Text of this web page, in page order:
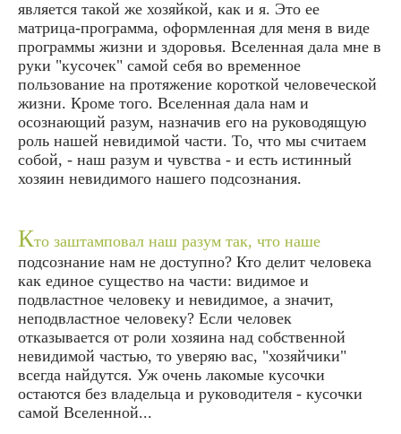
является такой же хозяйкой, как и я. Это ее
матрица-программа, оформленная для меня в виде
программы жизни и здоровья. Вселенная дала мне в
руки "кусочек" самой себя во временное
пользование на протяжение короткой человеческой
жизни. Кроме того. Вселенная дала нам и
осознающий разум, назначив его на руководящую
роль нашей невидимой части. То, что мы считаем
собой, - наш разум и чувства - и есть истинный
хозяин невидимого нашего подсознания.
Кто заштамповал наш разум так, что наше
подсознание нам не доступно? Кто делит человека
как единое существо на части: видимое и
подвластное человеку и невидимое, а значит,
неподвластное человеку? Если человек
отказывается от роли хозяина над собственной
невидимой частью, то уверяю вас, "хозяйчики"
всегда найдутся. Уж очень лакомые кусочки
остаются без владельца и руководителя - кусочки
самой Вселенной...